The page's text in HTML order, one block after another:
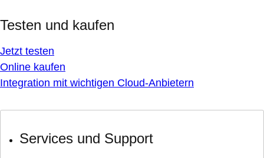
Testen und kaufen
Jetzt testen
Online kaufen
Integration mit wichtigen Cloud-Anbietern
Services und Support